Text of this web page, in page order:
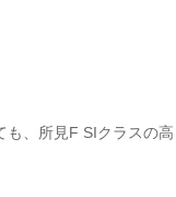
も、所見F SIクラスの高